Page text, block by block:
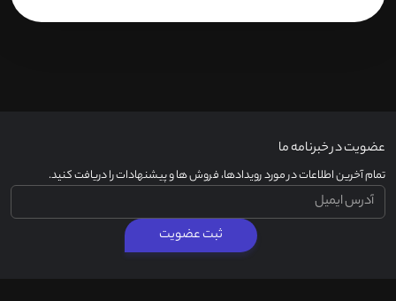
عضویت در خبرنامه ما
تمام آخرین اطلاعات در مورد رویدادها، فروش ها و پیشنهادات را دریافت کنید.
ثبت عضویت